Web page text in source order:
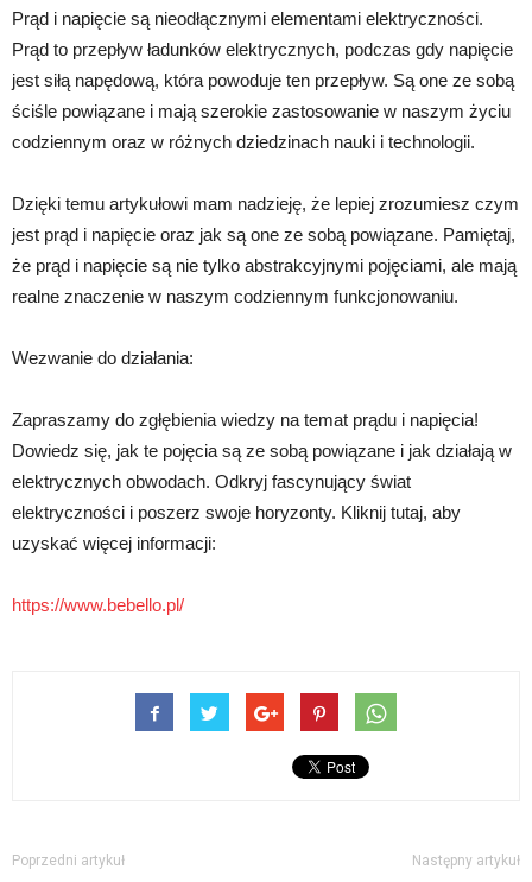
Prąd i napięcie są nieodłącznymi elementami elektryczności.
Prąd to przepływ ładunków elektrycznych, podczas gdy napięcie
jest siłą napędową, która powoduje ten przepływ. Są one ze sobą
ściśle powiązane i mają szerokie zastosowanie w naszym życiu
codziennym oraz w różnych dziedzinach nauki i technologii.
Dzięki temu artykułowi mam nadzieję, że lepiej zrozumiesz czym
jest prąd i napięcie oraz jak są one ze sobą powiązane. Pamiętaj,
że prąd i napięcie są nie tylko abstrakcyjnymi pojęciami, ale mają
realne znaczenie w naszym codziennym funkcjonowaniu.
Wezwanie do działania:
Zapraszamy do zgłębienia wiedzy na temat prądu i napięcia!
Dowiedz się, jak te pojęcia są ze sobą powiązane i jak działają w
elektrycznych obwodach. Odkryj fascynujący świat
elektryczności i poszerz swoje horyzonty. Kliknij tutaj, aby
uzyskać więcej informacji:
https://www.bebello.pl/
Poprzedni artykuł Następny artykuł